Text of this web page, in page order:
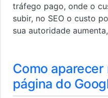
tráfego pago, onde o
subir, no SEO o custo
sua autoridade
Como aparecer
página do